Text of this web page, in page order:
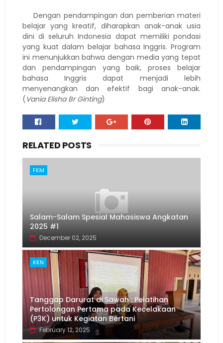
Dengan pendampingan dan pemberian materi
belajar yang kreatif, diharapkan anak-anak usia
dini di seluruh Indonesia dapat memiliki pondasi
yang kuat dalam belajar bahasa Inggris. Program
ini menunjukkan bahwa dengan media yang tepat
dan pendampingan yang baik, proses belajar
bahasa Inggris dapat menjadi lebih
menyenangkan dan efektif bagi anak-anak.
( Vania Elisha Br Ginting)
RELATED POSTS
FKM
Salam-Salam Spesial Mahasiswa Angkatan
2025 #1
December 02, 2025
KKN
Tanggap Darurat di Sawah : Pelatihan
Pertolongan Pertama pada Kecelakaan
(P3K) untuk Kegiatan Bertani
February 12, 2025